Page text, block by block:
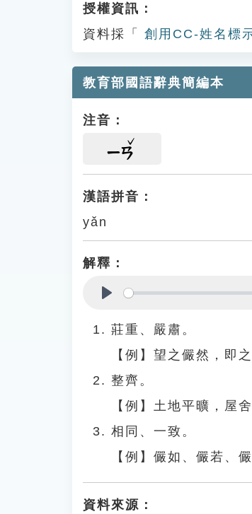
授權資訊：
資料採「
創用CC-姓名標
教育部國語辭典簡編本
注音：
ㄧㄢ
漢語拼音：
yǎn
解釋：
莊重、嚴肅。
【例】望之儼然，即
整齊。
【例】土地平曠，屋
相同、一致。
【例】儼如、儼若、
資料來源：